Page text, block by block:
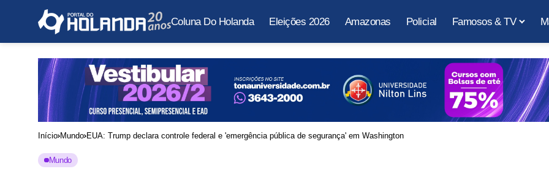
Coluna Do Holanda Eleições 2026 Amazonas Policial Famosos & TV
Início Mundo EUA: Trump declara controle federal e 'emergência pública de segurança' em Washington
Mundo